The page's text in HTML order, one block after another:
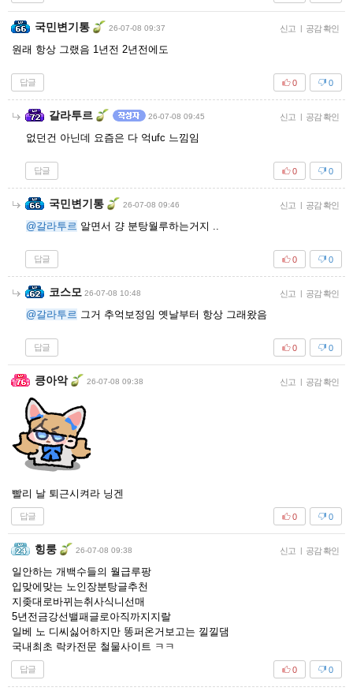
국민변기통 26-07-08 09:37 신고 | 공감 확인
원래 항상 그랬음 1년전 2년전에도
답글 0
0
갈라투르 26-07-08 09:45 신고 | 공감 확인
없던건 아닌데 요즘은 다 억ufc 느낌임
답글 0
0
국민변기통 26-07-08 09:46 신고 | 공감 확인
@갈라투르 알면서 걍 분탕월루하는거지 ..
답글 0
0
코스모 26-07-08 10:48 신고 | 공감 확인
@갈라투르 그거 추억보정임 옛날부터 항상 그래왔음
답글 0
0
킁아악 26-07-08 09:38 신고 | 공감 확인
빨리 날 퇴근시켜라 닝겐
답글 0
0
힝룽 26-07-08 09:38 신고 | 공감 확인
일안하는 개백수들의 월급루팡
입맞에맞는 노인장분탕글추천
지좆대로바뀌는취사식니선매
5년전금강선밸패글로아직까지지랄
일베 노 디씨싫어하지만 똥퍼온거보고는 낄낄댐
국내최초 락카전문 철물사이트 ㅋㅋ
답글 0
0